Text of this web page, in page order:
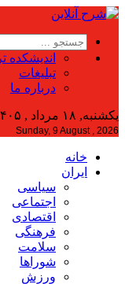
اندیشکده
تبلیغات
درباره ما
یکشنبه, ۱۸ مرداد , ۱۴۰۵
Sunday, 9 August , 2026
خانه
ایران
سیاسی
اجتماعی
اقتصادی
فرهنگی
سلامت
شوراها
ورزش